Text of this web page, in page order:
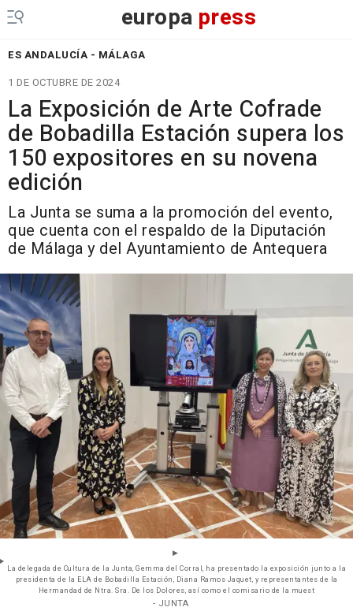
europa press
ES ANDALUCÍA - MÁLAGA
1 DE OCTUBRE DE 2024
La Exposición de Arte Cofrade
de Bobadilla Estación supera los
150 expositores en su novena
edición
La Junta se suma a la promoción del evento,
que cuenta con el respaldo de la Diputación
de Málaga y del Ayuntamiento de Antequera
La delegada de Cultura de la Junta, Gemma del Corral, ha presentado la exposición junto a la
presidenta de la ELA de Bobadilla Estación, Diana Ramos Jaquet, y representantes de la
Hermandad de Ntra. Sra. De los Dolores, así como el comisario de la muest
- JUNTA